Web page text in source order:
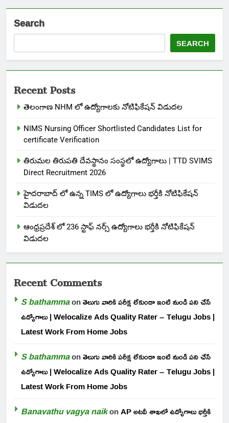
Search
SEARCH
Recent Posts
తెలంగాణ NHM లో ఉద్యోగాలకు నోటిఫికేషన్ విడుదల
NIMS Nursing Officer Shortlisted Candidates List for
certificate Verification
తిరుమల తిరుపతి దేవస్థానం సంస్థలో ఉద్యోగాలు | TTD SVIMS
Direct Recruitment 2026
హైదరాబాద్ లో ఉన్న TIMS లో ఉద్యోగాలు భర్తీకి నోటిఫికేషన్
విడుదల
ఆంధ్రప్రదేశ్ లో 236 స్టాఫ్ నర్స్ ఉద్యోగాలు భర్తీకి నోటిఫికేషన్
విడుదల
Recent Comments
S bathammaonతెలుగు వారికి పరీక్ష లేకుండా ఇంటి నుండి పని చేసే
ఉద్యోగాలు | Welocalize Ads Quality Rater – Telugu Jobs |
Latest Work From Home Jobs
S bathammaonతెలుగు వారికి పరీక్ష లేకుండా ఇంటి నుండి పని చేసే
ఉద్యోగాలు | Welocalize Ads Quality Rater – Telugu Jobs |
Latest Work From Home Jobs
Banavathu vagya naikonAP అటవీ శాఖలో ఉద్యోగాలు భర్తీకి